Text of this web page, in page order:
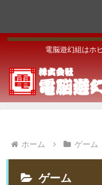
電脳遊幻組はホ
ホーム ゲーム
ゲーム